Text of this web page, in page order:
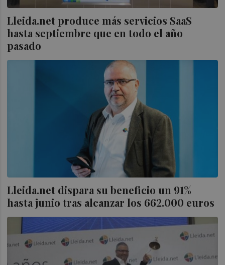
Lleida.net produce más servicios SaaS
hasta septiembre que en todo el año
pasado
Lleida.net dispara su beneficio un 91%
hasta junio tras alcanzar los 662.000 euros